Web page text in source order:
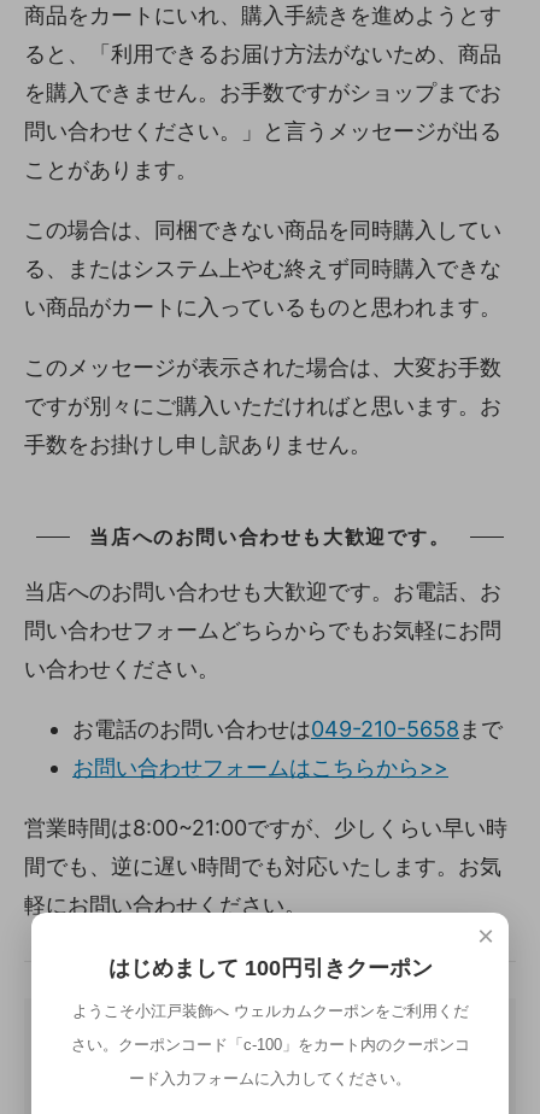
商品をカートにいれ、購入手続きを進めようとす
ると、「利用できるお届け方法がないため、商品
を購入できません。お手数ですがショップまでお
問い合わせください。」と言うメッセージが出る
ことがあります。
この場合は、同梱できない商品を同時購入してい
る、またはシステム上やむ終えず同時購入できな
い商品がカートに入っているものと思われます。
このメッセージが表示された場合は、大変お手数
ですが別々にご購入いただければと思います。お
手数をお掛けし申し訳ありません。
当店へのお問い合わせも大歓迎です。
当店へのお問い合わせも大歓迎です。お電話、お
問い合わせフォームどちらからでもお気軽にお問
い合わせください。
お電話のお問い合わせは049-210-5658 まで
お問い合わせフォームはこちらから>>
営業時間は8:00~21:00ですが、少しくらい早い時
間でも、逆に遅い時間でも対応いたします。お気
軽にお問い合わせください。
×
はじめまして 100円引きクーポン
ようこそ小江戸装飾へ ウェルカムクーポンをご利用くだ
さい。クーポンコード「c-100」をカート内のクーポンコ
ード入力フォームに入力してください。